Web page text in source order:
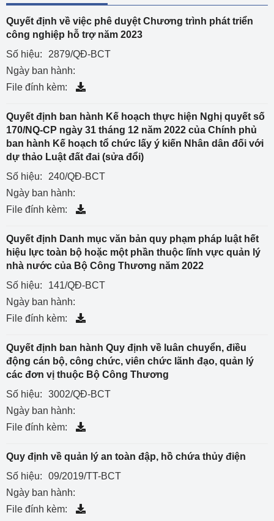
Quyết định về việc phê duyệt Chương trình phát triển
công nghiệp hỗ trợ năm 2023
Số hiệu:
2879/QĐ-BCT
Ngày ban hành:
File đính kèm:
Quyết định ban hành Kế hoạch thực hiện Nghị quyết số
170/NQ-CP ngày 31 tháng 12 năm 2022 của Chính phủ
ban hành Kế hoạch tổ chức lấy ý kiến Nhân dân đối với
dự thảo Luật đất đai (sửa đổi)
Số hiệu:
240/QĐ-BCT
Ngày ban hành:
File đính kèm:
Quyết định Danh mục văn bản quy phạm pháp luật hết
hiệu lực toàn bộ hoặc một phần thuộc lĩnh vực quản lý
nhà nước của Bộ Công Thương năm 2022
Số hiệu:
141/QĐ-BCT
Ngày ban hành:
File đính kèm:
Quyết định ban hành Quy định về luân chuyển, điều
động cán bộ, công chức, viên chức lãnh đạo, quản lý
các đơn vị thuộc Bộ Công Thương
Số hiệu:
3002/QĐ-BCT
Ngày ban hành:
File đính kèm:
Quy định về quản lý an toàn đập, hồ chứa thủy điện
Số hiệu:
09/2019/TT-BCT
Ngày ban hành:
File đính kèm: